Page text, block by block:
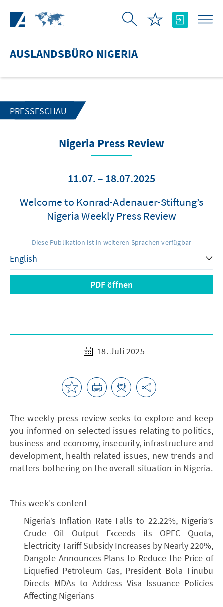
AUSLANDSBÜRO NIGERIA
PRESSESCHAU
Nigeria Press Review
11.07. – 18.07.2025
Welcome to Konrad-Adenauer-Stiftung’s
Nigeria Weekly Press Review
Diese Publikation ist in weiteren Sprachen verfügbar
PDF öffnen
18. Juli 2025
The weekly press review seeks to explore and keep
you informed on selected issues relating to politics,
business and economy, insecurity, infrastructure and
development, health related issues, new trends and
matters bothering on the overall situation in Nigeria.
This week's content
Nigeria’s Inflation Rate Falls to 22.22%, Nigeria’s
Crude Oil Output Exceeds its OPEC Quota,
Electricity Tariff Subsidy Increases by Nearly 220%,
Dangote Announces Plans to Reduce the Price of
Liquefied Petroleum Gas, President Bola Tinubu
Directs MDAs to Address Visa Issuance Policies
Affecting Nigerians